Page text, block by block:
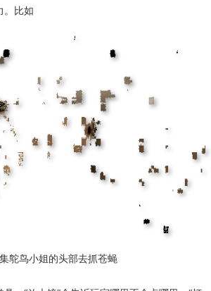
。比如
鸵鸟小姐的头部去抓苍蝇